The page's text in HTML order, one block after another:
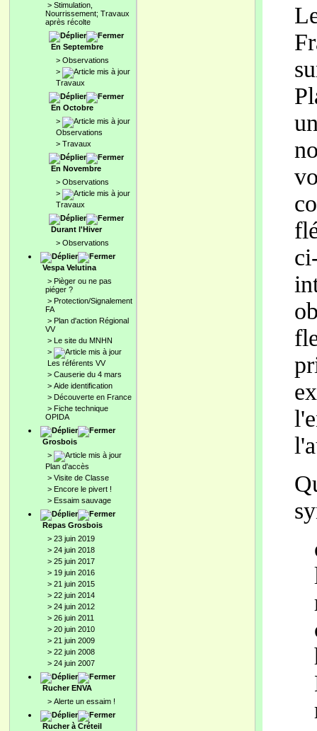
> Stimulation,
Nourrissement; Travaux
après récolte
En Septembre
> Observations
>
Travaux
En Octobre
>
Observations
> Travaux
En Novembre
> Observations
>
Travaux
Durant l'Hiver
> Observations
Vespa Velutina
> Pièger ou ne pas
piéger ?
> Protection/Signalement
FA
> Plan d'action Régional
VV
> Le site du MNHN
>
Les référents VV
> Causerie du 4 mars
> Aide identification
> Découverte en France
> Fiche technique
OPIDA
Grosbois
>
Plan d'accès
> Visite de Classe
> Encore le pivert !
> Essaim sauvage
Repas Grosbois
> 23 juin 2019
> 24 juin 2018
> 25 juin 2017
> 19 juin 2016
> 21 juin 2015
> 22 juin 2014
> 24 juin 2012
> 26 juin 2011
> 20 juin 2010
> 21 juin 2009
> 22 juin 2008
> 24 juin 2007
Rucher ENVA
> Alerte un essaim !
Rucher à Créteil